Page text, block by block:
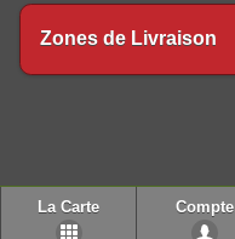
Zones de Livraison
La Carte Compte